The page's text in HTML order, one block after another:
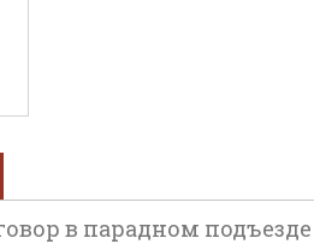
в парадном подъезде